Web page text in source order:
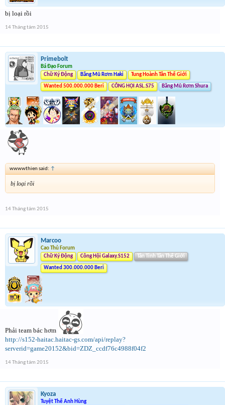
bị loại rồi
14 Tháng tám 2015
Primebolt
Bá Đạo Forum
Chữ Ký Động
Băng Mũ Rơm Haki Tung Hoành Tân Thế Giới
Wanted 500.000.000 Beri CÔNG HỘI ASL.S75 Băng Mũ Rơm Shura
wwwwthien said: ↑
bị loại rồi
14 Tháng tám 2015
Marcoo
Cao Thủ Forum
Chữ Ký Động
Công Hội Galaxy.S152 Tân Tinh Tân Thế Giới
Wanted 300.000.000 Beri
Phải team bác hơm
http://s152-haitac.haitac-gs.com/api/replay?
serverid=game20152&bid=ZDZ_ccdf76c4988f04f2
14 Tháng tám 2015
Kyoza
Tuyệt Thế Anh Hùng